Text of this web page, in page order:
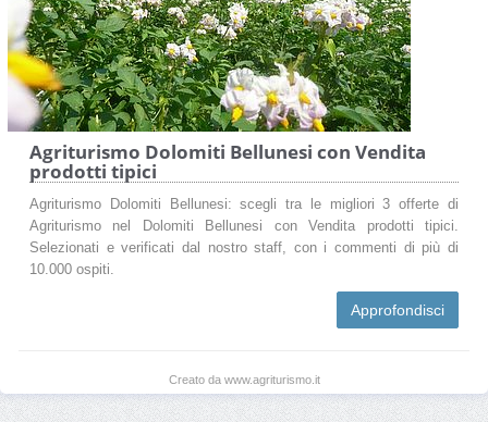
Agriturismo Dolomiti Bellunesi con Vendita
prodotti tipici
Agriturismo Dolomiti Bellunesi: scegli tra le migliori 3 offerte di
Agriturismo nel Dolomiti Bellunesi con Vendita prodotti tipici.
Selezionati e verificati dal nostro staff, con i commenti di più di
10.000 ospiti.
Approfondisci
Creato da www.agriturismo.it